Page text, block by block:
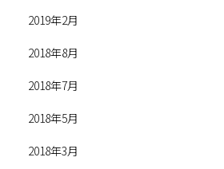
2019年2月
2018年8月
2018年7月
2018年5月
2018年3月